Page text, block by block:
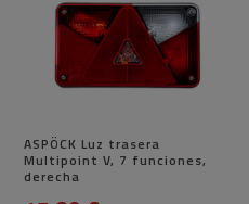
ASPÖCK Luz trasera
Multipoint V, 7 funciones,
derecha